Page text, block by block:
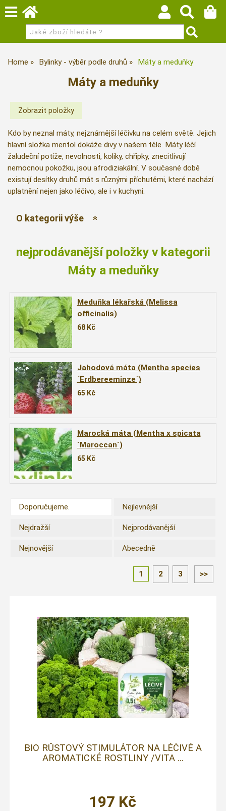
Home Bylinky - výběr podle druhů Máty a meduňky
Máty a meduňky
Kdo by neznal máty, nejznámější léčivku na celém světě. Jejich
hlavní složka mentol dokáže divy v našem těle. Máty léčí
žaludeční potíže, nevolnosti, koliky, chřipky, znecitlivují
nemocnou pokožku, jsou afrodiziakální. V současné době
existují desítky druhů mát s různými příchutěmi, které nachází
uplatnění nejen jako léčivo, ale i v kuchyni.
O kategorii výše
nejprodávanější položky v kategorii
Máty a meduňky
Meduňka lékařská (Melissa
officinalis)
68 Kč
Jahodová máta (Mentha species
´Erdbereeminze´)
65 Kč
Marocká máta (Mentha x spicata
´Maroccan´)
65 Kč
Doporučujeme. Nejlevnější
Nejdražší Nejprodávanější
Nejnovější Abecedně
1 2 3 >>
BIO RŮSTOVÝ STIMULÁTOR NA LÉČIVÉ A
AROMATICKÉ ROSTLINY /VITA ...
197 Kč